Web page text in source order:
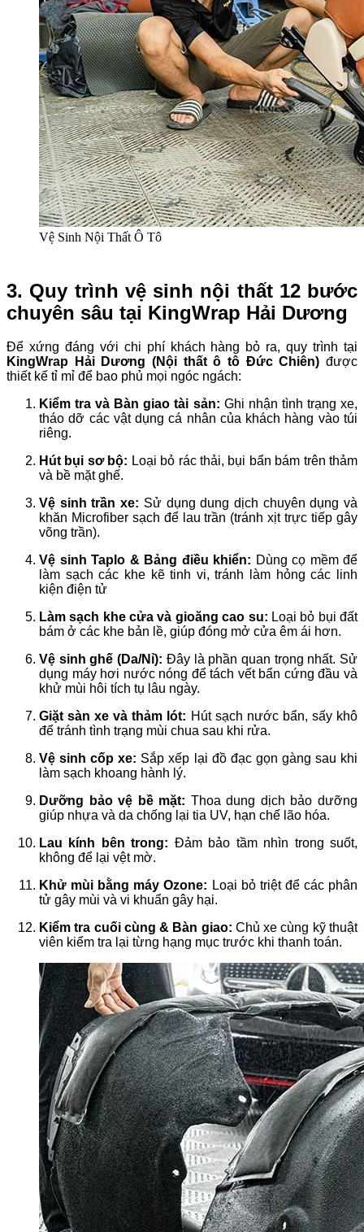
Vệ Sinh Nội Thất Ô Tô
3. Quy trình vệ sinh nội thất 12 bước
chuyên sâu tại KingWrap Hải Dương
Để xứng đáng với chi phí khách hàng bỏ ra, quy trình tại
KingWrap Hải Dương (Nội thất ô tô Đức Chiên) được
thiết kế tỉ mỉ để bao phủ mọi ngóc ngách:
Kiểm tra và Bàn giao tài sản: Ghi nhận tình trạng xe,
tháo dỡ các vật dụng cá nhân của khách hàng vào túi
riêng.
Hút bụi sơ bộ: Loại bỏ rác thải, bụi bẩn bám trên thảm
và bề mặt ghế.
Vệ sinh trần xe: Sử dụng dung dịch chuyên dụng và
khăn Microfiber sạch để lau trần (tránh xịt trực tiếp gây
võng trần).
Vệ sinh Taplo & Bảng điều khiển: Dùng cọ mềm để
làm sạch các khe kẽ tinh vi, tránh làm hỏng các linh
kiện điện tử
Làm sạch khe cửa và gioăng cao su: Loại bỏ bụi đất
bám ở các khe bản lề, giúp đóng mở cửa êm ái hơn.
Vệ sinh ghế (Da/Nỉ): Đây là phần quan trọng nhất. Sử
dụng máy hơi nước nóng để tách vết bẩn cứng đầu và
khử mùi hôi tích tụ lâu ngày.
Giặt sàn xe và thảm lót: Hút sạch nước bẩn, sấy khô
để tránh tình trạng mùi chua sau khi rửa.
Vệ sinh cốp xe: Sắp xếp lại đồ đạc gọn gàng sau khi
làm sạch khoang hành lý.
Dưỡng bảo vệ bề mặt: Thoa dung dịch bảo dưỡng
giúp nhựa và da chống lại tia UV, hạn chế lão hóa.
Lau kính bên trong: Đảm bảo tầm nhìn trong suốt,
không để lại vệt mờ.
Khử mùi bằng máy Ozone: Loại bỏ triệt để các phân
tử gây mùi và vi khuẩn gây hại.
Kiểm tra cuối cùng & Bàn giao: Chủ xe cùng kỹ thuật
viên kiểm tra lại từng hạng mục trước khi thanh toán.